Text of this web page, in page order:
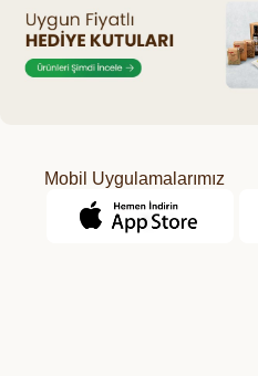
Mobil Uygulamalarımız